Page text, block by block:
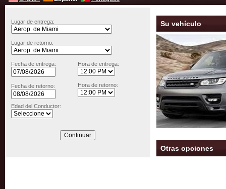
Su vehículo
Otras opciones
Lugar de entrega:
Lugar de retorno:
Fecha de entrega: Hora de entrega:
Fecha de retorno: Hora de retorno:
Edad del Conductor: